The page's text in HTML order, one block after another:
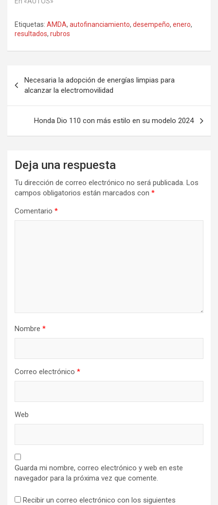
Etiquetas: AMDA, autofinanciamiento, desempeño, enero,
resultados, rubros
de
entradas
Necesaria la adopción de energías limpias para
alcanzar la electromovilidad
Honda Dio 110 con más estilo en su modelo 2024
Deja una respuesta
Tu dirección de correo electrónico no será publicada. Los
campos obligatorios están marcados con *
Comentario *
Nombre *
Correo electrónico *
Web
Guarda mi nombre, correo electrónico y web en este
navegador para la próxima vez que comente.
Recibir un correo electrónico con los siguientes